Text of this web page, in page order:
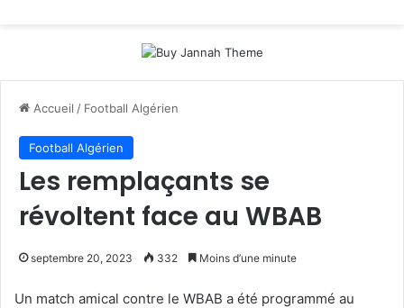
Accueil / Football Algérien
Football Algérien
Les remplaçants se
révoltent face au WBAB
septembre 20, 2023 332 Moins d’une minute
Un match amical contre le WBAB a été programmé au